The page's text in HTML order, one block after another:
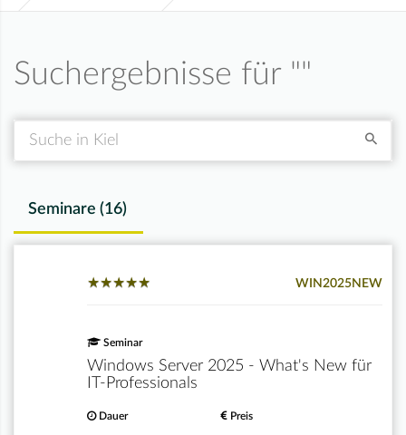
Suchergebnisse für ""
Seminare (16)
★★★★★
★★★★★ WIN2025NEW
Seminar
Windows Server 2025 - What's New für
IT-Professionals
Dauer Preis